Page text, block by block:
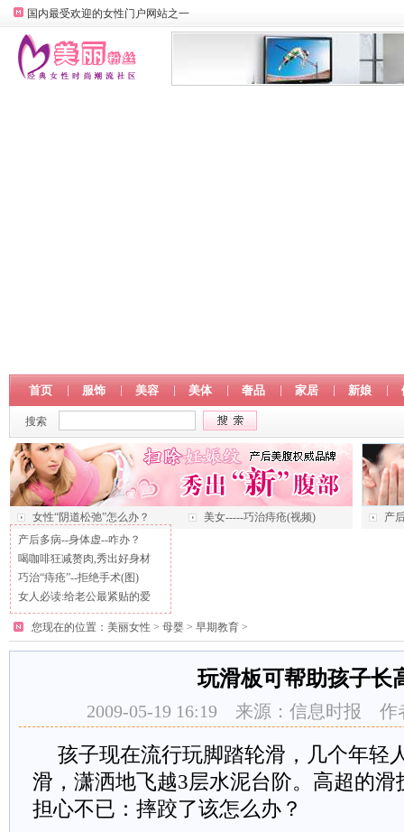
国内最受欢迎的女性门户网站之一
首页 服饰 美容 美体 奢品 家居 新娘
搜索
女性“阴道松弛”怎么办？ 美女-----巧治痔疮(视频)
产
产后多病--身体虚--咋办？
喝咖啡狂减赘肉,秀出好身材
巧治“痔疮”--拒绝手术(图)
女人必读:给老公最紧贴的爱
您现在的位置： 美丽女性 > 母婴 > 早期教育 >
玩滑板可帮助孩子长
2009-05-19 16:19 来源：信息时报
孩子现在流行玩脚踏轮滑，几个年轻
滑，潇洒地飞越3层水泥台阶。高超的
担心不已：摔跤了该怎么办？